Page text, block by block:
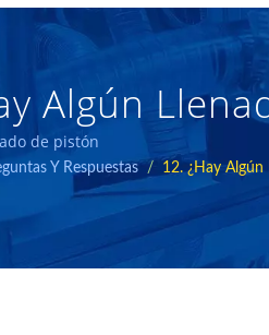
Algún
¿Bajo Qué
De
En 50
de pistón
Y Respuestas / 12. ¿Hay Algún